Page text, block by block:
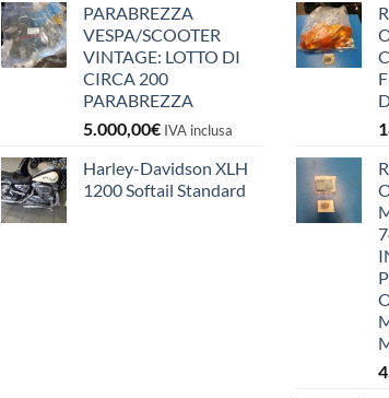
PARABREZZA
VESPA/SCOOTER
VINTAGE: LOTTO DI
CIRCA 200
PARABREZZA
5.000,00€ IVA inclusa
Harley-Davidson XLH
1200 Softail Standard